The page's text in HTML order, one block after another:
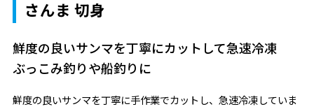
さんま 切身
鮮度の良いサンマを丁寧にカットして急速冷凍
ぶっこみ釣りや船釣りに
鮮度の良いサンマを丁寧に手作業でカットし、急速冷凍していま